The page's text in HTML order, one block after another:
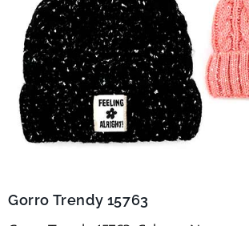
Gorro Trendy 15763